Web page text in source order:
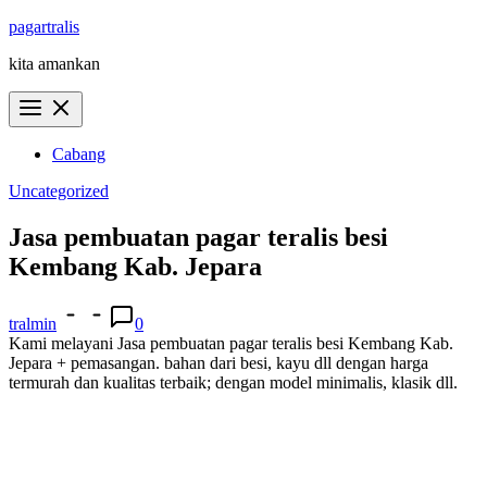
Skip
content
pagartralis
kita amankan
Cabang
Uncategorized
Jasa pembuatan pagar teralis besi
Kembang Kab. Jepara
tralmin
0
Kami melayani Jasa pembuatan pagar teralis besi Kembang Kab.
Jepara + pemasangan. bahan dari besi, kayu dll dengan harga
termurah dan kualitas terbaik; dengan model minimalis, klasik dll.